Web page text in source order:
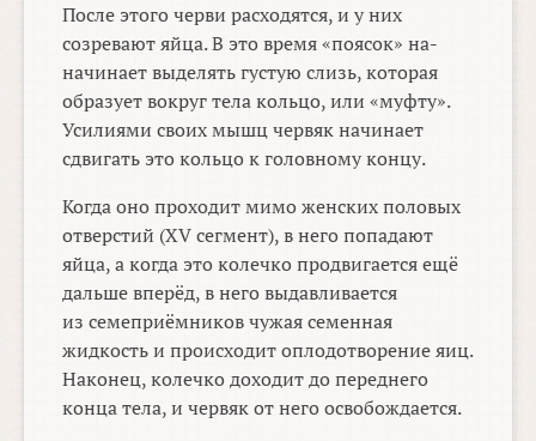
После этого черви расходятся, и у них
созревают яйца. В это время «поясок» на-
начинает выделять густую слизь, которая
образует вокруг тела кольцо, или «муфту».
Усилиями своих мышц червяк начинает
сдвигать это кольцо к головному концу.
Когда оно проходит мимо женских половых
отверстий (XV сегмент), в него попадают
яйца, а когда это колечко продвигается ещё
дальше вперёд, в него выдавливается
из семеприёмников чужая семенная
жидкость и происходит оплодотворение яиц.
Наконец, колечко доходит до переднего
конца тела, и червяк от него освобождается.